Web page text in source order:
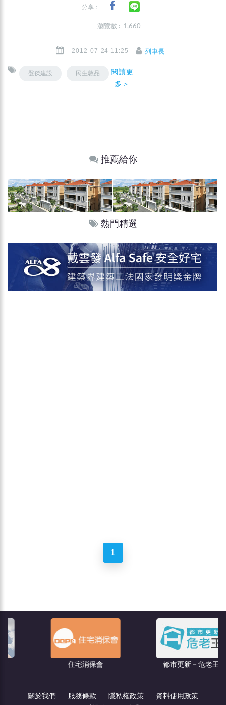
分享：
瀏覽數 : 1,660
2012-07-24 11:25 列車長
登傑建設 民生敦品
閱讀更
多＞
推薦給你
熱門精選
1
住宅消保會 都市更新－危老王
關於我們 服務條款 隱私權政策
資料使用政策